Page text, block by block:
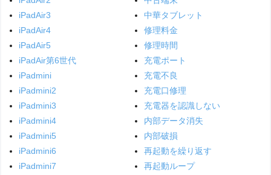
iPadAir3
iPadAir4
iPadAir5
iPadAir第6世代
iPadmini
iPadmini2
iPadmini3
iPadmini4
iPadmini5
iPadmini6
iPadmini7
中華タブレット
修理料金
修理時間
充電ポート
充電不良
充電口修理
充電器を認識しない
内部データ消失
内部破損
再起動を繰り返す
再起動ループ